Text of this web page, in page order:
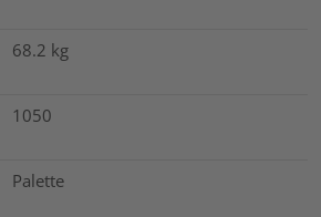
68.2 kg
1050
Palette